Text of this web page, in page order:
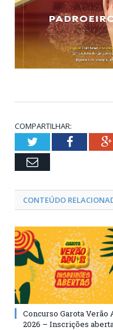
COMPARTILHAR:
TwitterFacebook
Email
CONTEÚDO
Concurso Garota Verão
2026 – Inscrições